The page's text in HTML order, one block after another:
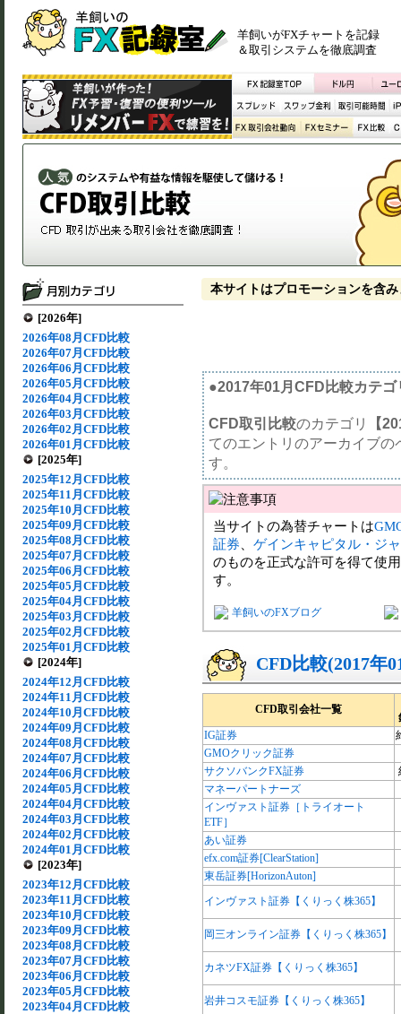
羊飼いがFXチャートを記録
＆取引システムを徹底調査
[2026年]
2026年08月CFD比較
2026年07月CFD比較
2026年06月CFD比較
2026年05月CFD比較
2026年04月CFD比較
2026年03月CFD比較
2026年02月CFD比較
2026年01月CFD比較
[2025年]
2025年12月CFD比較
2025年11月CFD比較
2025年10月CFD比較
2025年09月CFD比較
2025年08月CFD比較
2025年07月CFD比較
2025年06月CFD比較
2025年05月CFD比較
2025年04月CFD比較
2025年03月CFD比較
2025年02月CFD比較
2025年01月CFD比較
[2024年]
2024年12月CFD比較
2024年11月CFD比較
2024年10月CFD比較
2024年09月CFD比較
2024年08月CFD比較
2024年07月CFD比較
2024年06月CFD比較
2024年05月CFD比較
2024年04月CFD比較
2024年03月CFD比較
2024年02月CFD比較
2024年01月CFD比較
[2023年]
2023年12月CFD比較
2023年11月CFD比較
2023年10月CFD比較
2023年09月CFD比較
2023年08月CFD比較
2023年07月CFD比較
2023年06月CFD比較
2023年05月CFD比較
2023年04月CFD比較
本サイトはプロモーションを含み
●2017年01月CFD比較カテゴ
CFD取引比較のカテゴリ
【
てのエントリのアーカイブ
す。
当サイトの為替チャートは
証券
ゲインキャピタル・ジ
のものを正式な許可を得て使
す。
羊飼いのFXブログ
CFD比較(2017年
CFD取引会社一覧
IG証券
GMOクリック証券
サクソバンクFX証券
マネーパートナーズ
インヴァスト証券［トライオート
ETF］
あい証券
efx.com証券[ClearStation]
東岳証券[HorizonAuton]
インヴァスト証券【くりっく株365】
岡三オンライン証券【くりっく株365】
カネツFX証券【くりっく株365】
岩井コスモ証券【くりっく株365】